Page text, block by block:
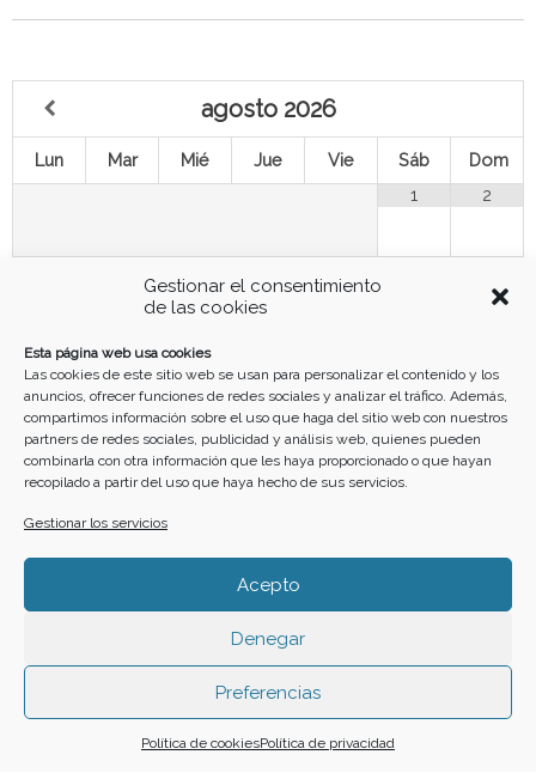
Gestionar el consentimiento
de las cookies
Esta página web usa cookies
Las cookies de este sitio web se usan para personalizar el contenido y los
anuncios, ofrecer funciones de redes sociales y analizar el tráfico. Además,
compartimos información sobre el uso que haga del sitio web con nuestros
partners de redes sociales, publicidad y análisis web, quienes pueden
combinarla con otra información que les haya proporcionado o que hayan
recopilado a partir del uso que haya hecho de sus servicios.
Gestionar los servicios
Acepto
Denegar
Preferencias
Política de cookiesPolítica de privacidad
agosto 2026
Lun Mar Mié Jue Vie Sáb
Dom
1
2
17 18 19 20 21 22 23
24 25 26 27 28 29
31
Funciona gracias a
Buscar